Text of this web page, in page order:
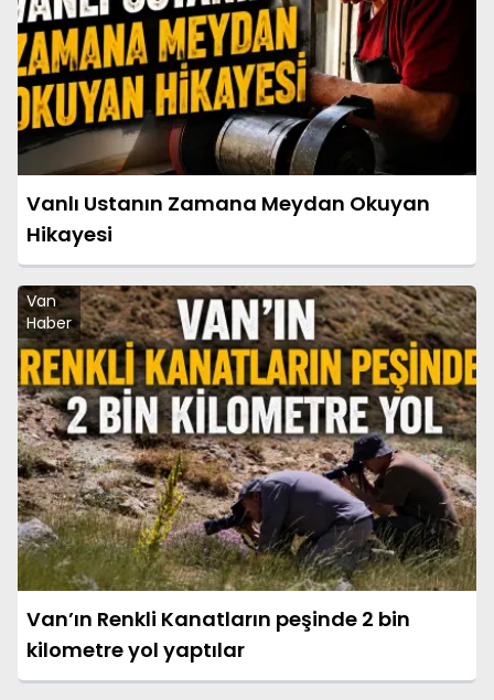
Vanlı Ustanın Zamana Meydan Okuyan
Hikayesi
Van
Haber
Van’ın Renkli Kanatların peşinde 2 bin
kilometre yol yaptılar